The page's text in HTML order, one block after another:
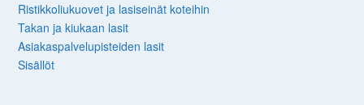
Ristikkoliukuovet ja lasiseinät koteihin
Takan ja kiukaan lasit
Asiakaspalvelupisteiden lasit
Sisällöt